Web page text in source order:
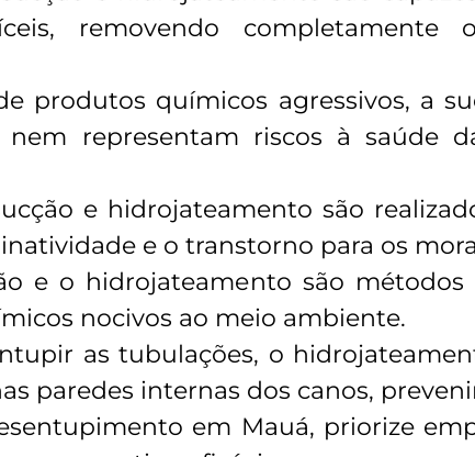
removendo completamente
produtos químicos agressivos, a
representam riscos à saúde
e hidrojateamento são
e o transtorno para os
e o hidrojateamento são
nocivos ao meio ambiente.
as tubulações, o
paredes internas dos canos,
em Mauá, priorize